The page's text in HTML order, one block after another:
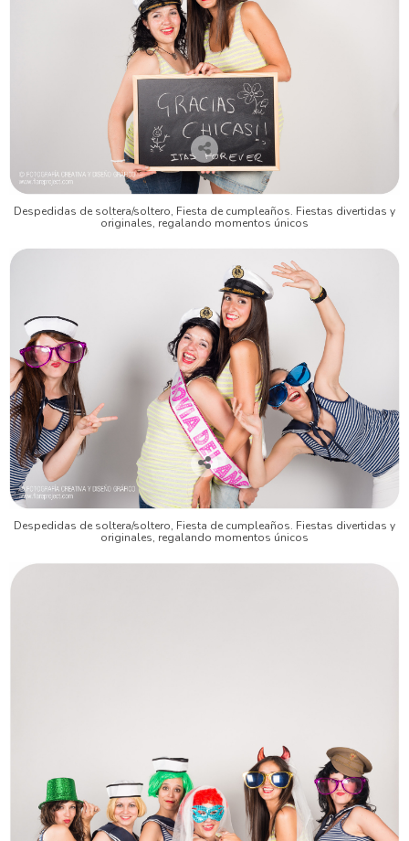
Despedidas de soltera/soltero, Fiesta de cumpleaños. Fiestas divertidas y
originales, regalando momentos únicos
Despedidas de soltera/soltero, Fiesta de cumpleaños. Fiestas divertidas y
originales, regalando momentos únicos